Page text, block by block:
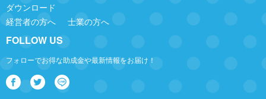
ダウンロード
経営者の方へ
士業の方へ
FOLLOW US
フォローでお得な助成金や最新情報をお届け！